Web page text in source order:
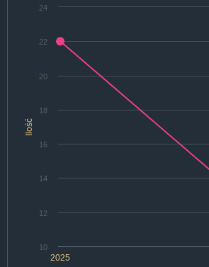
Ilość
2025
10
12
14
16
18
20
22
24